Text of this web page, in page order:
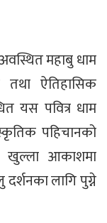
महाबु धाम
तथा ऐतिहासिक
यस पवित्र धाम
पहिचानको
खुल्ला आकाशमा
दर्शनका लागि पुग्ने